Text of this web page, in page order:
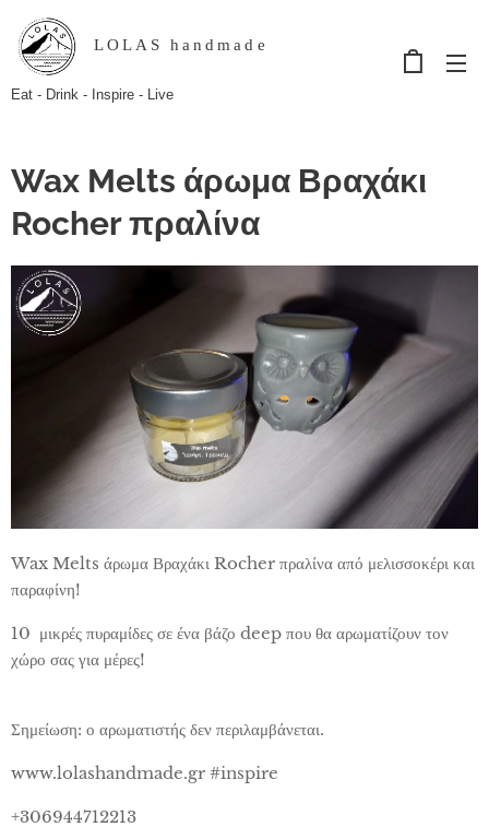
LOLAS handmade
Eat - Drink - Inspire - Live
Wax Melts άρωμα Βραχάκι
Rocher πραλίνα
Wax Melts άρωμα Βραχάκι Rocher πραλίνα από μελισσοκέρι και
παραφίνη!
10 μικρές πυραμίδες σε ένα βάζο deep που θα αρωματίζουν τον
χώρο σας για μέρες!
Σημείωση: ο αρωματιστής δεν περιλαμβάνεται.
www.lolashandmade.gr #inspire
+306944712213